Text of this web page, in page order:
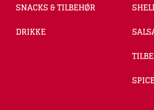
SNACKS & TILBEHØR
DRIKKE